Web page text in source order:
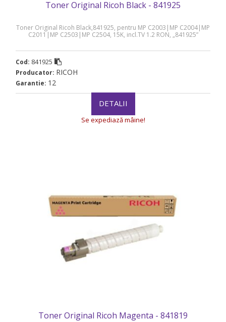
Toner Original Ricoh Black - 841925
Toner Original Ricoh Black,841925, pentru MP C2003|MP C2004|MP
C2011|MP C2503|MP C2504, 15K, incl.TV 1.2 RON, „841925”
Cod: 841925
Producator: RICOH
Garantie: 12
DETALII
Se expediază mâine!
Toner Original Ricoh Magenta - 841819